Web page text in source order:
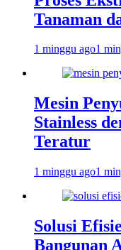
Tanaman
1 minggu ago1
Mesin
Stainless
Teratur
1 minggu ago1
Solusi
Bangunan